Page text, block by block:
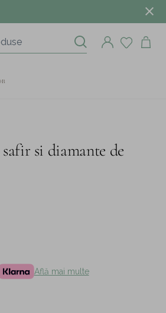
si diamante de
Află mai multe